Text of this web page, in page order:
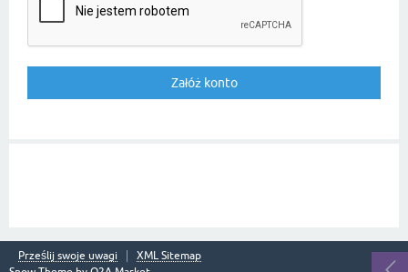
Prześlij swoje uwagi
XML Sitemap